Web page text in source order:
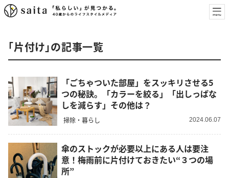
「片付け」の記事一覧
「ごちゃついた部屋」をスッキリさせる5
つの秘訣。「カラーを絞る」「出しっぱな
しを減らす」その他は？
掃除・暮らし 2024.06.07
傘のストックが必要以上にある人は要注
意！梅雨前に片付けておきたい“３つの場
所”